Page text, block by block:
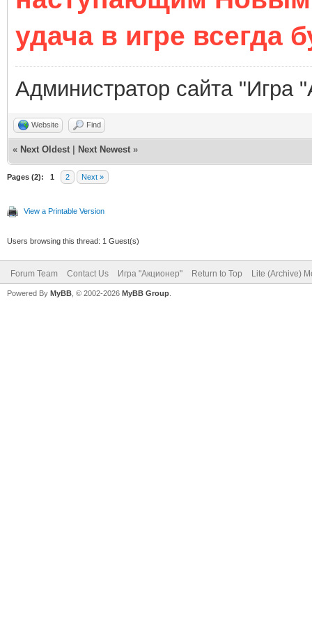
удача в игре всегда
Администратор сайта "Игра
Website Find
« Next Oldest Next Newest »
Pages (2): 1 2 Next »
View a Printable Version
Users browsing this thread: 1 Guest(s)
Forum Team Contact Us Игра "Акционер" Return to Top Lite (Archive)
Powered By MyBB , © 2002-2026 MyBB Group